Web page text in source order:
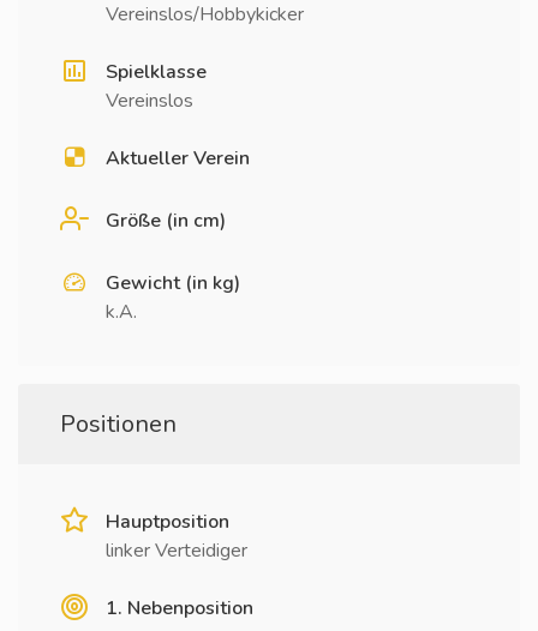
Vereinslos/Hobbykicker
Spielklasse
Vereinslos
Aktueller Verein
Größe (in cm)
Gewicht (in kg)
k.A.
Positionen
Hauptposition
linker Verteidiger
1. Nebenposition